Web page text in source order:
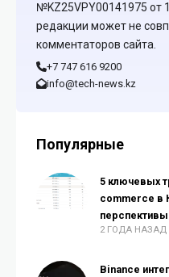
№KZ25VPY00141975 от
редакции может не
комментаторов сайта.
+7 747 616 9200
info@tech-news.kz
Популярные
5 ключевых
commerce в
перспективы
2 ГОДА НАЗАД
Binance интегрирует Apple